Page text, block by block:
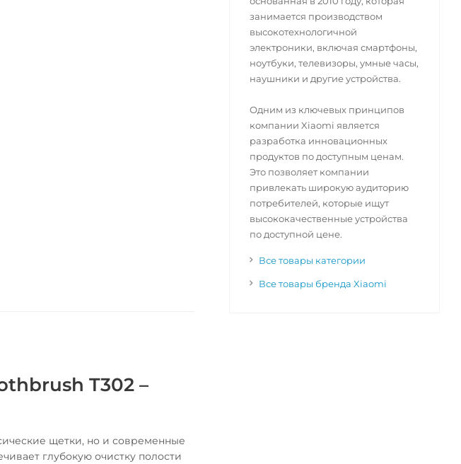
T302 –
щетки, но и современные
глубокую очистку полости
занимается производством
высокотехнологичной
электроники, включая смартфоны,
ноутбуки, телевизоры, умные часы,
наушники и другие устройства.
Одним из ключевых принципов
компании Xiaomi является
разработка инновационных
продуктов по доступным ценам.
Это позволяет компании
привлекать широкую аудиторию
потребителей, которые ищут
высококачественные устройства
по доступной цене.
Все товары категории
Все товары бренда Xiaomi